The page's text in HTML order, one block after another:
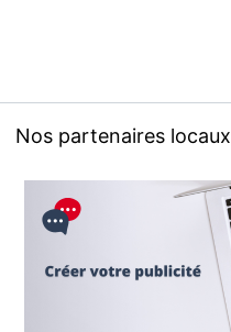
Nos partenaires locaux